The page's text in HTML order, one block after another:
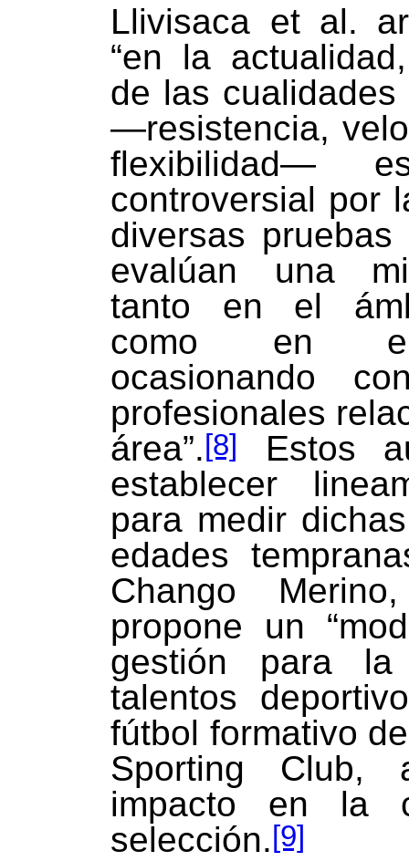
Llivisaca et al.
“en la
de las
—resistencia,
flexibilidad—
controversial por
diversas
evalúan una
tanto en el
como en el
ocasionando
profesionales
área”. [8]
Estos
establecer
para medir
edades
Chango
propone un
gestión para la
talentos
fútbol formativo
Sporting Club,
impacto en la
selección. [9]